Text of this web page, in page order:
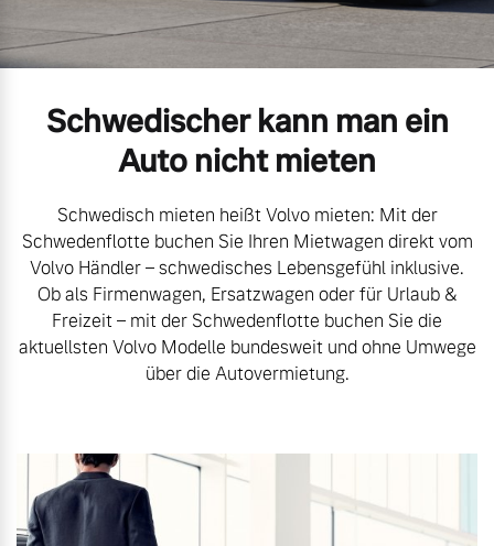
Mild-Hybrid
Geschäftskunden
Editionsmodelle
Konnektivität
Angebot anfragen
Fahrzeug konfigurieren
Volvo Gebrauchtwagenbörse
Volvo kauft Ihr Auto
Aktuelle Zubehörangebote
Zubehörkatalog
Service by Volvo
Sie erhalten bei uns eine
Vielzahl von Original
Volvo Winter- und
Kontakt und Anfahrt
Schwedischer kann man ein
Auto nicht mieten
Schwedisch mieten heißt Volvo mieten: Mit der
Schwedenflotte buchen Sie Ihren Mietwagen direkt vom
Volvo Händler – schwedisches Lebensgefühl inklusive.
Ob als Firmenwagen, Ersatzwagen oder für Urlaub &
Freizeit – mit der Schwedenflotte buchen Sie die
aktuellsten Volvo Modelle bundesweit und ohne Umwege
über die Autovermietung.